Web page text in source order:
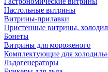
Настольные витрины
Витрины-прилавки
Пристенные витрины,
Бонеты
Витрины для мороженого
Комплектующие для
Льдогенераторы